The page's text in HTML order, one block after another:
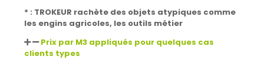
* : TROKEUR rachète des objets atypiques comme
les engins agricoles, les outils métier
Prix par M3 appliqués pour quelques cas
clients types